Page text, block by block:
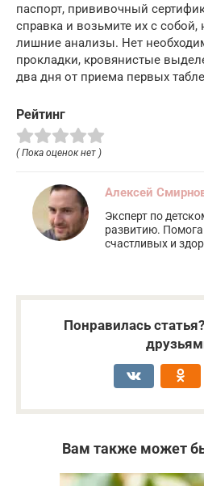
паспорт, прививочный
справка и возьмите их с собой,
лишние анализы. Нет
прокладки, кровянистые
два дня от приема первых
Рейтинг
( Пока оценок нет )
Алексей
Эксперт по
развитию.
счастливых и
Понравилась
Вам также может